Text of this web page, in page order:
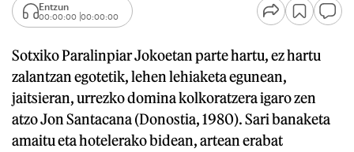
Entzun
00:00:00 00:00:00
Sotxiko Paralinpiar Jokoetan parte hartu, ez hartu
zalantzan egotetik, lehen lehiaketa egunean,
jaitsieran, urrezko domina kolkoratzera igaro zen
atzo Jon Santacana (Donostia, 1980). Sari banaketa
amaitu eta hotelerako bidean, artean erabat